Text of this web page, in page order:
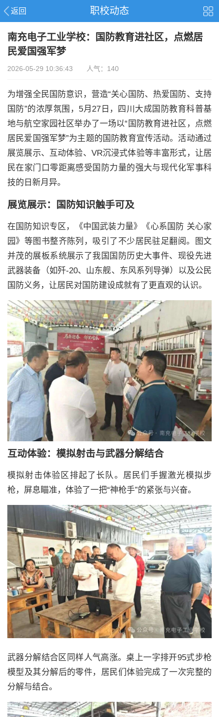
返回 职校动态
南充电子工业学校：国防教育进社区，点燃居
民爱国强军梦
2026-05-29 10:36:43 人气：140
为增强全民国防意识，营造“关心国防、热爱国防、支持
国防”的浓厚氛围，5月27日，四川大成国防教育科普基
地与航空家园社区举办了一场以“国防教育进社区，点燃
居民爱国强军梦”为主题的国防教育宣传活动。活动通过
展览展示、互动体验、VR沉浸式体验等丰富形式，让居
民在家门口零距离感受国防力量的强大与现代化军事科
技的日新月异。
展览展示：国防知识触手可及
在国防知识专区，《中国武装力量》《心系国防 关心家
园》等图书整齐陈列，吸引了不少居民驻足翻阅。图文
并茂的展板系统展示了我国国防历史大事件、现役先进
武器装备（如歼-20、山东舰、东风系列导弹）以及公民
国防义务，让居民对国防建设成就有了更直观的认识。
互动体验：模拟射击与武器分解结合
模拟射击体验区排起了长队。居民们手握激光模拟步
枪，屏息瞄准，体验了一把“神枪手”的紧张与兴奋。
武器分解结合区同样人气高涨。桌上一字排开95式步枪
模型及其分解后的零件，居民们体验完成了一次完整的
分解与结合。